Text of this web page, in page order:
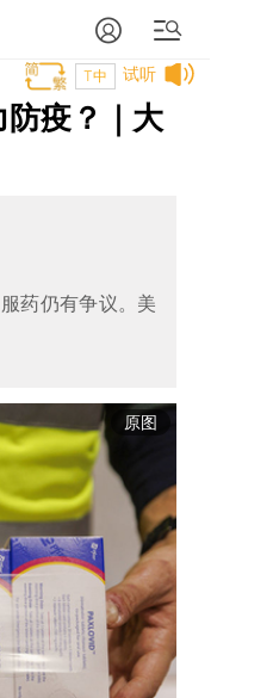
试听
T中
疫？｜大
药仍有争议。美
原图